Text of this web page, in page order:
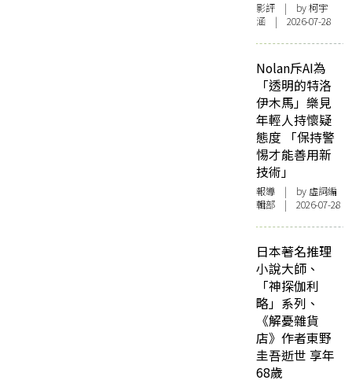
影評 | by 柯宇
涵 | 2026-07-28
Nolan斥AI為
「透明的特洛
伊木馬」樂見
年輕人持懷疑
態度 「保持警
惕才能善用新
技術」
報導 | by 虛詞編
輯部 | 2026-07-28
日本著名推理
小說大師、
「神探伽利
略」系列、
《解憂雜貨
店》作者東野
圭吾逝世 享年
68歲